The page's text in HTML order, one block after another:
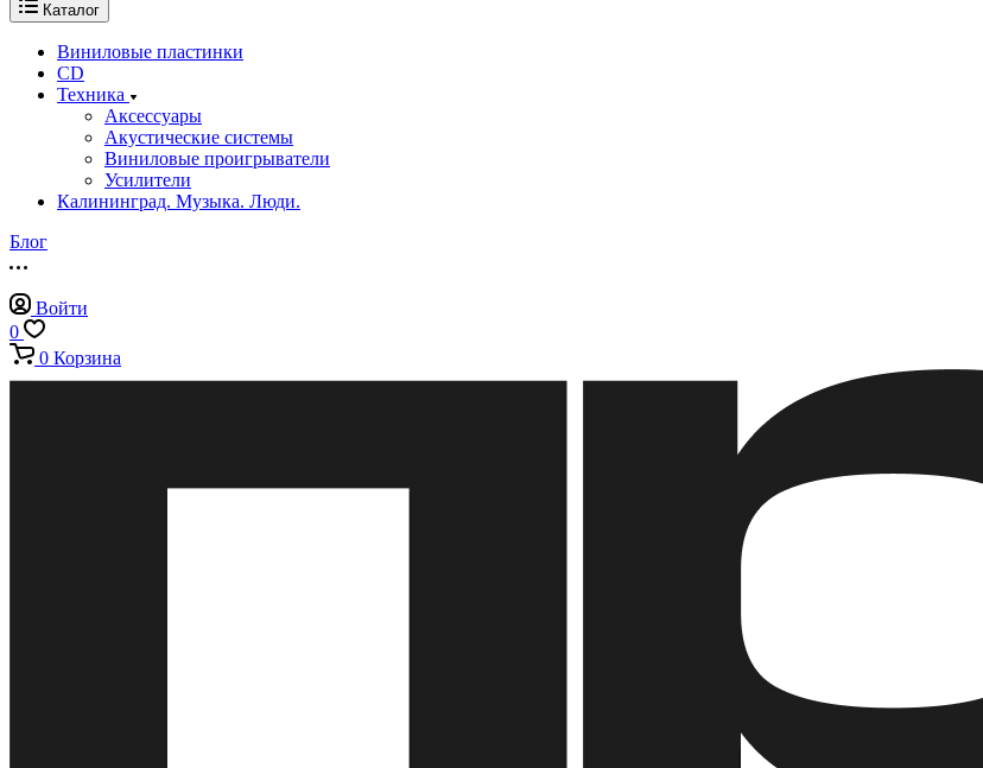
Каталог
Виниловые пластинки
CD
Техника
Аксессуары
Акустические системы
Виниловые проигрыватели
Усилители
Калининград. Музыка. Люди.
Блог
Войти
0
0 Корзина